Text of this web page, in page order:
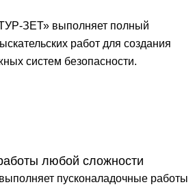
ЗЕТ» выполняет полный
работ для создания
систем безопасности.
любой сложности
пусконаладочные работы